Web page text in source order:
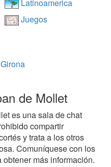
Latinoamerica
Juegos
de Mollet
es una sala de chat
compartir
y trata a los otros
Comuníquese con los
más información.